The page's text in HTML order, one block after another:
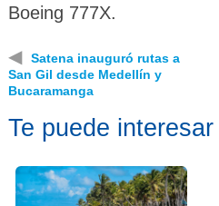
Boeing 777X.
◀
Satena inauguró rutas a
San Gil desde Medellín y
Bucaramanga
Te puede interesar